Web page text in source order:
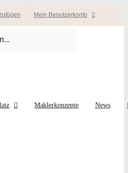
Mein Benutzerkonto
Maklerkonzepte News